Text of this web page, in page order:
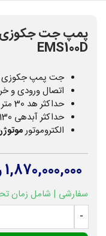
EMS100D
جت پمپ جکوزی
اتصال ورودی و خروجی
حداکثر هد 30 متر
حداکثر آبدهی 130 متر مکعب در ساعت
الکتروموتور
1,870,000,000 ریال
سفارشی | شامل زمان
-